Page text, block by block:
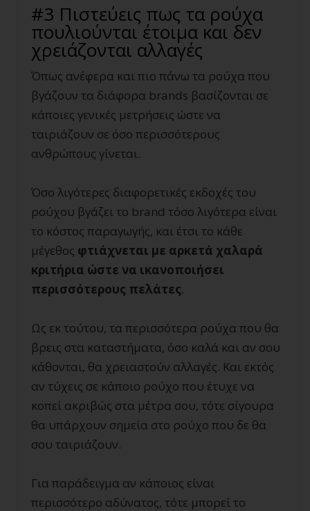
#3 Πιστεύεις πως τα ρούχα
πουλιούνται έτοιμα και δεν
χρειάζονται αλλαγές
Όπως ανέφερα και πιο πάνω τα ρούχα που
βγάζουν τα διάφορα brands βασίζονται σε
κάποιες γενικές μετρήσεις ώστε να
ταιριάζουν σε όσο περισσότερους
ανθρώπους γίνεται.
Όσο λιγότερες διαφορετικές εκδοχές του
ρούχου βγάζει το brand τόσο λιγότερα είναι
το κόστος παραγωγής, και έτσι το κάθε
μέγεθος φτιάχνεται με αρκετά χαλαρά
κριτήρια ώστε να ικανοποιήσει
περισσότερους πελάτες.
Ως εκ τούτου, τα περισσότερα ρούχα που θα
βρεις στα καταστήματα, όσο καλά και αν σου
κάθονται, θα χρειαστούν αλλαγές. Και εκτός
αν τύχεις σε κάποιο ρούχο που έτυχε να
κοπεί ακριβώς στα μέτρα σου, τότε σίγουρα
θα υπάρχουν σημεία στο ρούχο που δε θα
σου ταιριάζουν.
Για παράδειγμα αν κάποιος είναι
περισσότερο αδύνατος, τότε μπορεί το